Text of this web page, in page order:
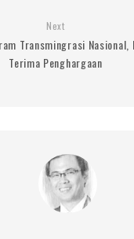
Next
Transmingrasi Nasional,
Terima Penghargaan